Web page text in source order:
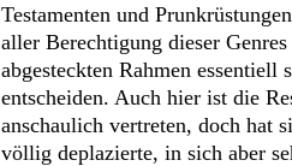
Testamenten und
aller Berechtigung dieser
abgesteckten Rahmen essentiell
entscheiden. Auch hier ist die
anschaulich vertreten, doch hat
völlig deplazierte, in sich aber